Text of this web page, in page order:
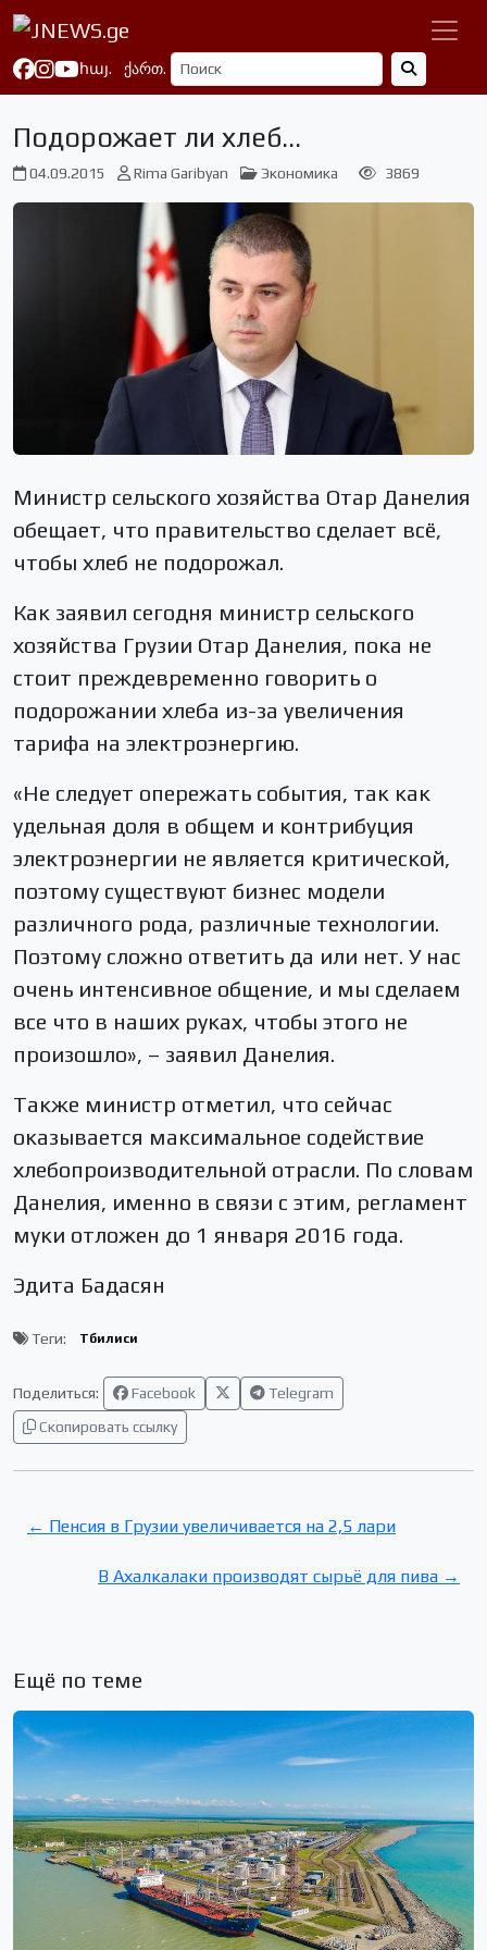
հայ. ქართ.
Подорожает ли хлеб…
04.09.2015 Rima Garibyan Экономика 3869
Министр сельского хозяйства Отар Данелия
обещает, что правительство сделает всё,
чтобы хлеб не подорожал.
Как заявил сегодня министр сельского
хозяйства Грузии Отар Данелия, пока не
стоит преждевременно говорить о
подорожании хлеба из-за увеличения
тарифа на электроэнергию.
«Не следует опережать события, так как
удельная доля в общем и контрибуция
электроэнергии не является критической,
поэтому существуют бизнес модели
различного рода, различные технологии.
Поэтому сложно ответить да или нет. У нас
очень интенсивное общение, и мы сделаем
все что в наших руках, чтобы этого не
произошло», – заявил Данелия.
Также министр отметил, что сейчас
оказывается максимальное содействие
хлебопроизводительной отрасли. По словам
Данелия, именно в связи с этим, регламент
муки отложен до 1 января 2016 года.
Эдита Бадасян
Теги: Тбилиси
Поделиться: Facebook
Telegram
Скопировать ссылку
← Пенсия в Грузии увеличивается на 2,5 лари
В Ахалкалаки производят сырьё для пива →
Ещё по теме